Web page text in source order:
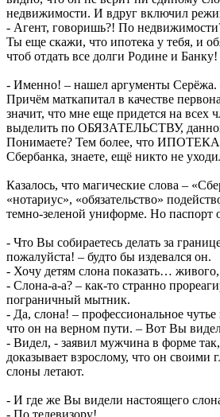
недвижимости. И вдруг включил
- Агент, говоришь?! По
Ты еще скажи, что ипотека у тебя, и
чтоб отдать все долги Родине и Банку!
- Именно! – нашел аргументы Серёжа.
Причём маткапитал в качестве
значит, что мне еще придется на всех
выделить по ОБЯЗАТЕЛЬСТВУ,
Понимаете? Тем более, что
Сбербанка, знаете, ещё никто не
Казалось, что магические слова –
«нотариус», «обязательство»
темно-зеленой униформе. Но паспорт
- Что Вы собираетесь делать за
пожалуйста! – будто бы издевался он.
- Хочу детям слона показать…
- Слона-а-а? – как-то странно
пограничный мытник.
- Да, слона! – профессиональное
что он на верном пути. – Вот Вы
- Видел, - заявил мужчина в форме
доказывает взрослому, что он своими
слоны летают.
- И где же Вы видели настоящего